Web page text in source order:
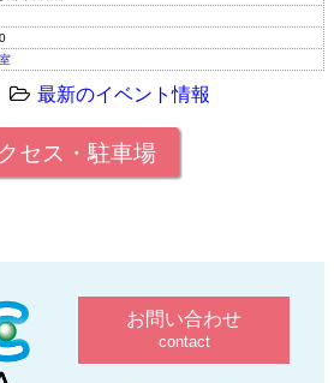
最新のイベント情報
セス・駐車場
お問い合わせ
contact